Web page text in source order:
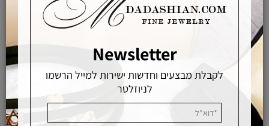
מוצרים באחראיות בלעדית
אפשרויות החלפה / החזרה
רכישה מאובטחת
Newsletter
לקבלת מבצעים וחדשות ישירות למייל הרשמו
לניוזלטר